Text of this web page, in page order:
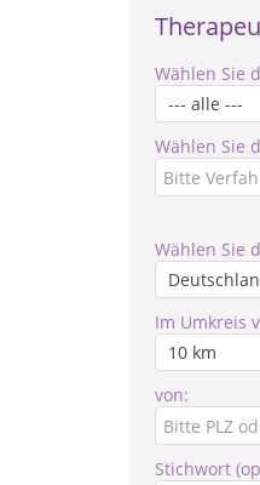
Wählen Sie
Wählen Sie
Wählen Sie
Im Umkreis
von:
Stichwort